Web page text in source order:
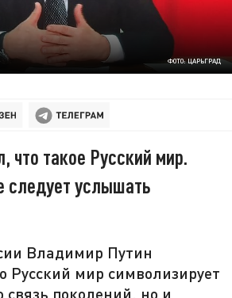
ФОТО: ЦАРЬГРАД
что такое Русский мир.
следует услышать
Владимир Путин
Русский мир символизирует
связь поколений, но и